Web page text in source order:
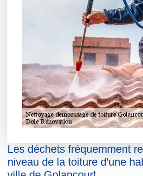
Les déchets fréquemment
niveau de la toiture d'une